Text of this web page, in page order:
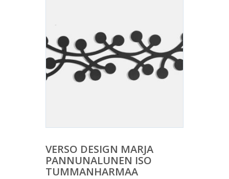
VERSO DESIGN MARJA
PANNUNALUNEN ISO
TUMMANHARMAA